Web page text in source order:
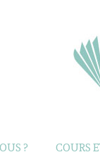
? COURS